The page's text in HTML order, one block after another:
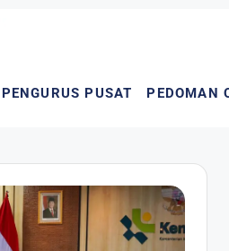
PENGURUS PUSAT PEDOMAN